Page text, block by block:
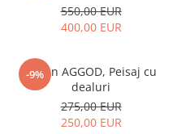
550,00 EUR
400,00 EUR
-9%
István AGGOD, Peisaj cu
dealuri
275,00 EUR
250,00 EUR